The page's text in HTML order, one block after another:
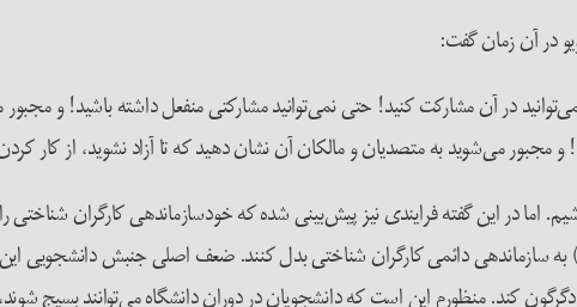
در آن مشارکت کنید! حتی نمی‌توانید مشارکتی منفعل داشته باشید! و
می‌شوید به متصدیان و مالکان آن نشان دهید که تا آزاد نشوید، از کار
اما در این گفته‌ فرایندی نیز پیش‌بینی شده که خودسازماندهی کارگران
به سازماندهی دائمی کارگران شناختی بدل کنند. ضعف اصلی جنبش دانشجویی
کند. منظورم این است که دانشجویان در دوران دانشگاه می‌توانند بسیج